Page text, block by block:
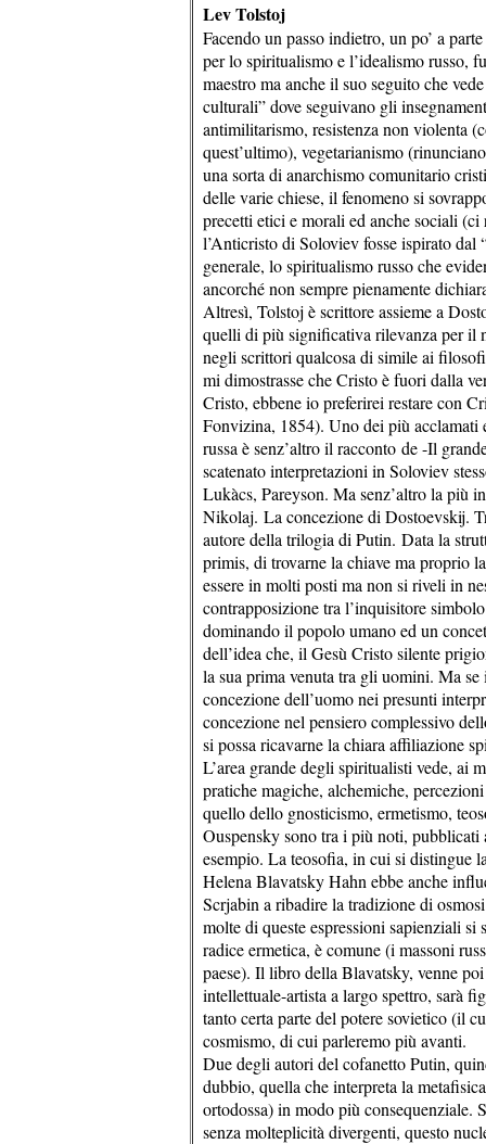
Lev Tolstoj
Facendo un passo indietro, un po’ a
per lo spiritualismo e l’idealismo russo,
maestro ma anche il suo seguito che
culturali” dove seguivano gli
antimilitarismo, resistenza non violenta
quest’ultimo), vegetarianismo
una sorta di anarchismo comunitario
delle varie chiese, il fenomeno si
precetti etici e morali ed anche sociali
l’Anticristo di Soloviev fosse ispirato
generale, lo spiritualismo russo che
ancorché non sempre pienamente
Altresì, Tolstoj è scrittore assieme a
quelli di più significativa rilevanza per il
negli scrittori qualcosa di simile ai
mi dimostrasse che Cristo è fuori dalla
Cristo, ebbene io preferirei restare con
Fonvizina, 1854). Uno dei più
russa è senz’altro il racconto de -Il
scatenato interpretazioni in Soloviev
Lukàcs, Pareyson. Ma senz’altro la più
Nikolaj. La concezione di Dostoevskij.
autore della trilogia di Putin. Data la
primis, di trovarne la chiave ma proprio
essere in molti posti ma non si riveli in
contrapposizione tra l’inquisitore
dominando il popolo umano ed un
dell’idea che, il Gesù Cristo silente
la sua prima venuta tra gli uomini. Ma
concezione dell’uomo nei presunti
concezione nel pensiero complessivo
si possa ricavarne la chiara affiliazione
L’area grande degli spiritualisti vede, ai
pratiche magiche, alchemiche,
quello dello gnosticismo, ermetismo,
Ouspensky sono tra i più noti,
esempio. La teosofia, in cui si distingue
Helena Blavatsky Hahn ebbe anche
Scrjabin a ribadire la tradizione di
molte di queste espressioni sapienziali
radice ermetica, è comune (i massoni
paese). Il libro della Blavatsky, venne
intellettuale-artista a largo spettro, sarà
tanto certa parte del potere sovietico (il
cosmismo, di cui parleremo più avanti.
Due degli autori del cofanetto Putin,
dubbio, quella che interpreta la
ortodossa) in modo più consequenziale.
senza molteplicità divergenti, questo